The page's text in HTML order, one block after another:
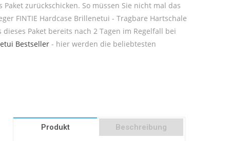
zurückschicken. So müssen Sie nicht mal das
FINTIE Hardcase Brillenetui - Tragbare Hartschale
Paket bereits nach 2 Tagen im Regelfall bei
Bestseller - hier werden die beliebtesten
Produkt Beschreibung